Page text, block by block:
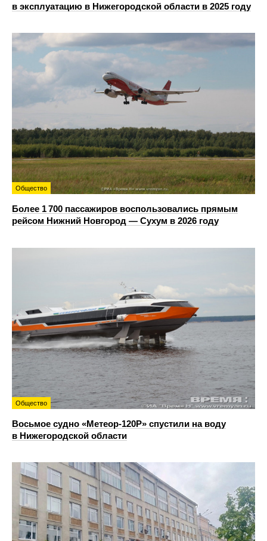
в эксплуатацию в Нижегородской области в 2025 году
Общество
Более 1 700 пассажиров воспользовались прямым
рейсом Нижний Новгород — Сухум в 2026 году
Общество
Восьмое судно «Метеор-120Р» спустили на воду
в Нижегородской области